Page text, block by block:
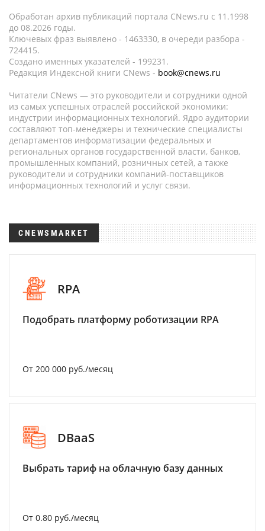
Обработан архив публикаций портала CNews.ru c 11.1998
до 08.2026 годы.
Ключевых фраз выявлено - 1463330, в очереди разбора -
724415.
Создано именных указателей - 199231.
Редакция Индексной книги CNews - book@cnews.ru
Читатели CNews — это руководители и сотрудники одной
из самых успешных отраслей российской экономики:
индустрии информационных технологий. Ядро аудитории
составляют топ-менеджеры и технические специалисты
департаментов информатизации федеральных и
региональных органов государственной власти, банков,
промышленных компаний, розничных сетей, а также
руководители и сотрудники компаний-поставщиков
информационных технологий и услуг связи.
CNEWSMARKET
RPA
Подобрать платформу роботизации RPA
От 200 000 руб./месяц
DBaaS
Выбрать тариф на облачную базу данных
От 0.80 руб./месяц